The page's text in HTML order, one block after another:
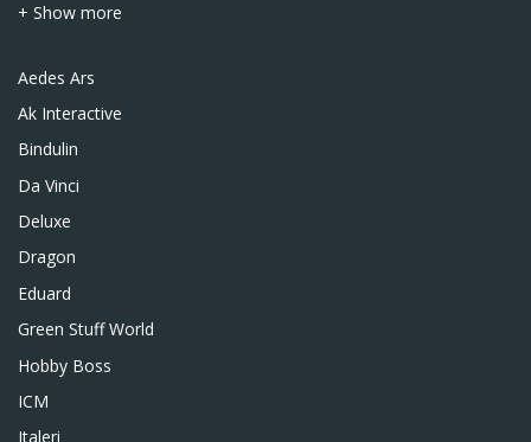
+ Show more
Aedes Ars
Ak Interactive
Bindulin
Da Vinci
Deluxe
Dragon
Eduard
Green Stuff World
Hobby Boss
ICM
Italeri